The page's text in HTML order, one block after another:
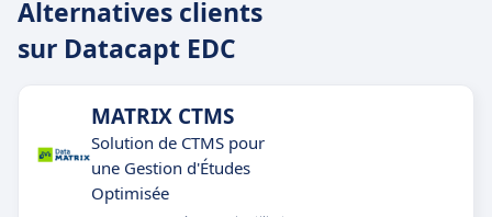
Alternatives clients
sur Datacapt EDC
MATRIX CTMS
Solution de CTMS pour
une Gestion d'Études
Optimisée